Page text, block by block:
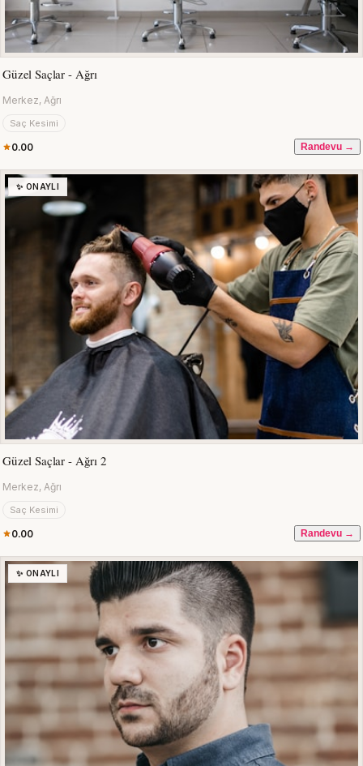
Güzel Saçlar - Ağrı
Merkez, Ağrı
Saç Kesimi
0.00 Randevu →
✨ ONAYLI
Güzel Saçlar - Ağrı 2
Merkez, Ağrı
Saç Kesimi
0.00 Randevu →
✨ ONAYLI